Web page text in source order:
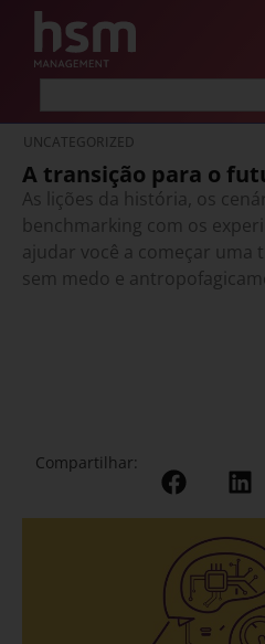
UNCATEGORIZED
A transição para o
As lições da história, os
benchmarking com os
ajudar você a começar uma
sem medo e
Compartilhar: